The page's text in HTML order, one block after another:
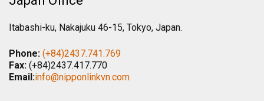
Itabashi-ku, Nakajuku 46-15, Tokyo, Japan.
Phone: (+84)2437.741.769
Fax: (+84)2437.417.770
Email:info@nipponlinkvn.com